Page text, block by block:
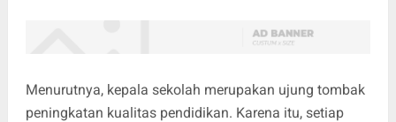
Menurutnya, kepala sekolah merupakan ujung tombak
peningkatan kualitas pendidikan. Karena itu, setiap